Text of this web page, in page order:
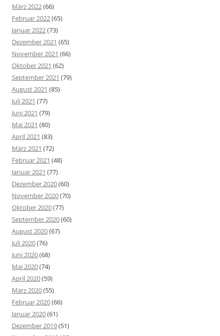
März 2022(66)
Februar 2022(65)
Januar 2022(73)
Dezember 2021 (65)
November 2021 (66)
Oktober 2021 (62)
September 2021 (79)
August 2021 (85)
Juli 2021 (77)
Juni 2021 (79)
Mai 2021 (80)
April 2021 (83)
März 2021 (72)
Februar 2021 (48)
Januar 2021 (77)
Dezember 2020(60)
November 2020(70)
Oktober 2020(77)
September 2020(60)
August 2020(67)
Juli 2020(76)
Juni 2020(68)
Mai 2020(74)
April 2020(59)
März 2020(55)
Februar 2020(66)
Januar 2020(61)
Dezember 2019(51)